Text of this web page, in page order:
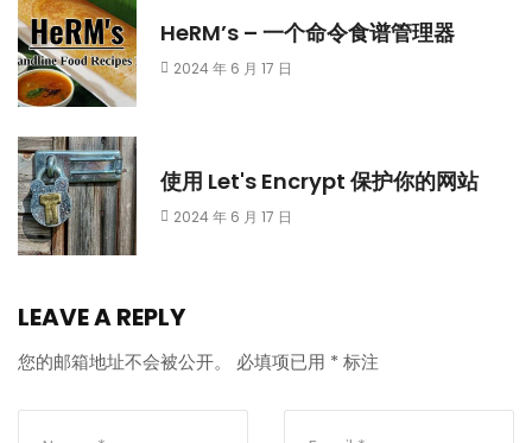
HeRM’s – 一个命令食谱管理器
2024 年 6 月 17 日
使用 Let's Encrypt 保护你的网站
2024 年 6 月 17 日
LEAVE A REPLY
您的邮箱地址不会被公开。 必填项已用 * 标注